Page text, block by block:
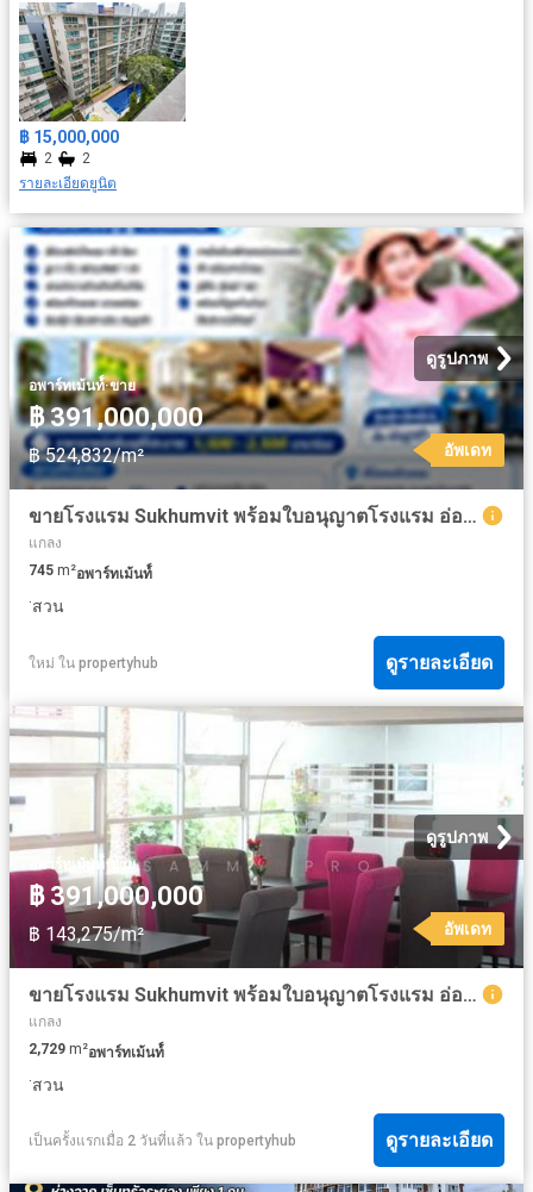
฿ 15,000,000
2
2
รายละเอียดยูนิต
ดูรูปภาพ
อพาร์ทเม้นท์์·ขาย
฿ 391,000,000
฿ 524,832/m² อัพเดท
ขายโรงแรม Sukhumvit พร้อมใบอนุญาตโรงแรม อ่อนนุช กทม
แกลง
745 m²อพาร์ทเม้นท์์
·สวน
ใหม่ ใน propertyhub ดูรายละเอียด
ดูรูปภาพ
อพาร์ทเม้นท์์· ขาย
฿ 391,000,000
฿ 143,275/m² อัพเดท
ขายโรงแรม Sukhumvit พร้อมใบอนุญาตโรงแรม อ่อนนุช กทม
แกลง
2,729 m²อพาร์ทเม้นท์์
·สวน
เป็นครั้งแรกเมื่อ 2 วันที่แล้ว ใน propertyhub ดูรายละเอียด